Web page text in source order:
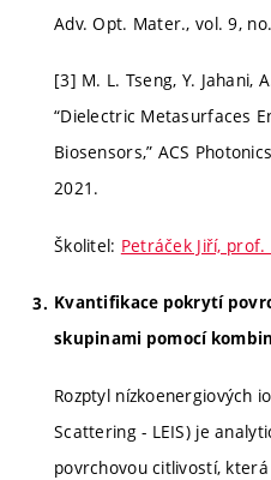
Adv. Opt. Mater., vol. 9,
[3] M. L. Tseng, Y. Jahani,
“Dielectric Metasurfaces
Biosensors,” ACS
2021.
Školitel: Petráček Jiří, prof.
Kvantifikace pokrytí
skupinami pomocí
Rozptyl nízkoenergiových
Scattering - LEIS) je
povrchovou citlivostí,